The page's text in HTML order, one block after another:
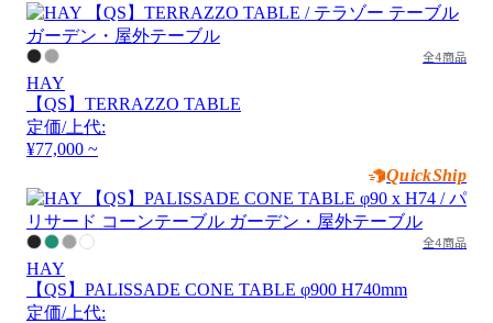
全4商品
HAY
【QS】TERRAZZO TABLE
定価/上代:
¥77,000 ~
QuickShip
全4商品
HAY
【QS】PALISSADE CONE TABLE φ900 H740mm
定価/上代: